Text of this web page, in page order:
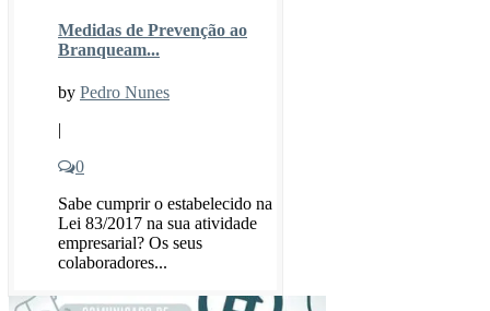
Medidas de Prevenção ao
Branqueam...
by Pedro Nunes
|
0
Sabe cumprir o estabelecido na
Lei 83/2017 na sua atividade
empresarial? Os seus
colaboradores...